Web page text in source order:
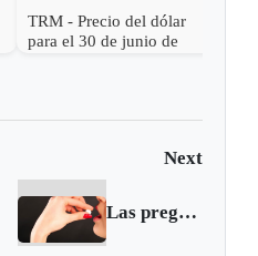
TRM - Precio del dólar
para el 30 de junio de
Next
Las preguntas que debe hacerle a su médico antes de aceptar opiáceos